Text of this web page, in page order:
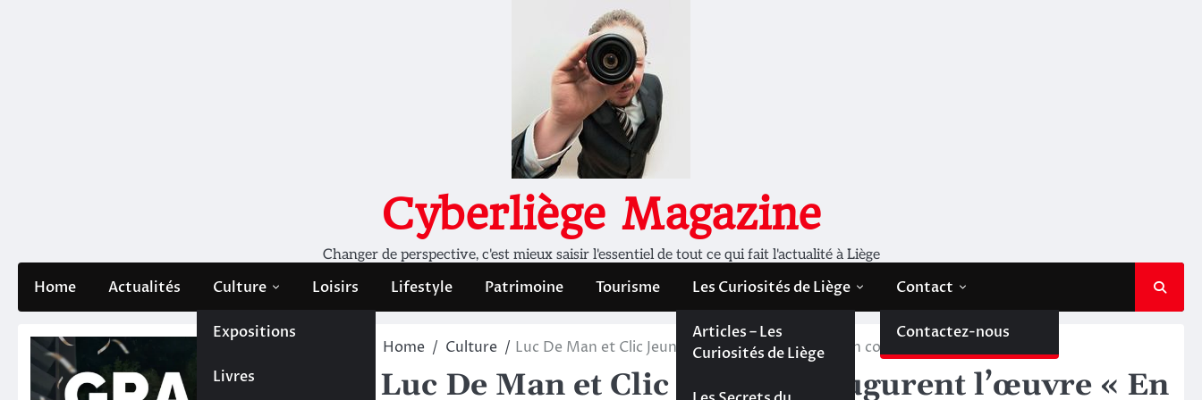
Cyberliège Magazine
Changer de perspective, c'est mieux saisir l'essentiel de tout ce qui fait l'actualité à Liège
Home Actualités Culture
Expositions
Livres
Loisirs Lifestyle Patrimoine Tourisme Les Curiosités de Liège
Les Curiosités de
Liège
Articles – Les
Curiosités de Liège
Contact
Contactez-nous
Home Culture Luc De Man et Clic Jeunes inaugurent l’œuvre « En construction »
Luc De Man et Clic Jeunes inaugurent l’œuvre « En